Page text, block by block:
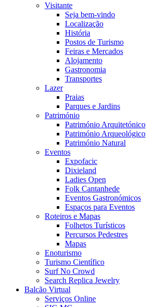
Visitante
Seja bem-vindo
Localização
História
Postos de Turismo
Feiras e Mercados
Alojamento
Gastronomia
Transportes
Lazer
Praias
Parques e Jardins
Património
Património Arquitetónico
Património Arqueológico
Património Natural
Eventos
Expofacic
Dixieland
Ladies Open
Folk Cantanhede
Eventos Gastronómicos
Espaços para Eventos
Roteiros e Mapas
Folhetos Turísticos
Percursos Pedestres
Mapas
Enoturismo
Turismo Científico
Surf No Crowd
Search Replica Jewelry
Balcão Virtual
Serviços Online